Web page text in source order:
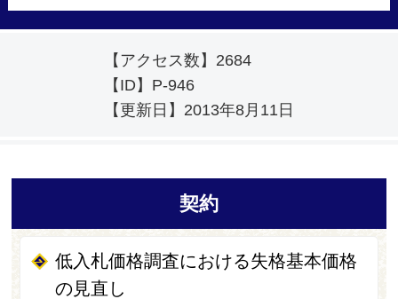
【アクセス数】 2684
【ID】 P-946
【更新日】 2013年8月11日
契約
低入札価格調査における失格基本価格
の見直し